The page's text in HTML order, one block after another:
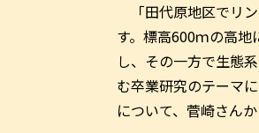
「田代原地区でリ
す。標高600ｍの高
し、その一方で生態
む卒業研究のテーマ
について、菅